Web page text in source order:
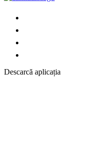
Descarcă aplicația